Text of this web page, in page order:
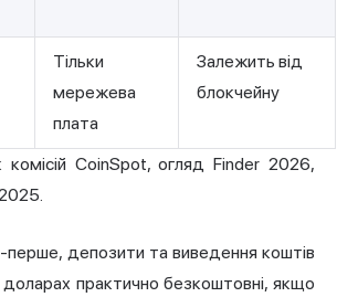
Тільки
мережева
плата
Залежить від
блокчейну
CoinSpot, огляд Finder 2026,
перше, депозити та виведення коштів
доларах практично безкоштовні, якщо